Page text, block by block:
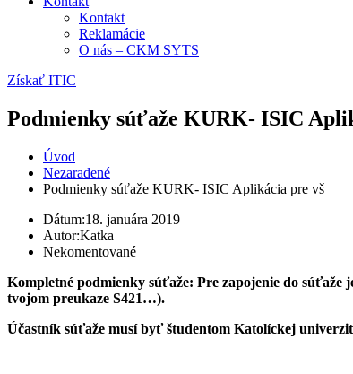
Kontakt
Reklamácie
O nás – CKM SYTS
Získať ITIC
Podmienky súťaže KURK- ISIC
Úvod
Nezaradené
Podmienky súťaže KURK- ISIC Aplikácia pre vš
Dátum:18. januára 2019
Autor:Katka
Nekomentované
Kompletné podmienky súťaže: Pre zapojenie do
tvojom preukaze S421…).
Účastník súťaže musí byť študentom Katolíckej